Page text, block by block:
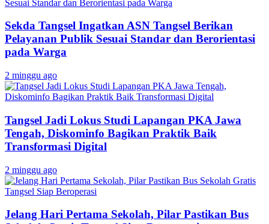
Sekda Tangsel Ingatkan ASN Tangsel Berikan
Pelayanan Publik Sesuai Standar dan Berorientasi
pada Warga
2 minggu ago
Tangsel Jadi Lokus Studi Lapangan PKA Jawa
Tengah, Diskominfo Bagikan Praktik Baik
Transformasi Digital
2 minggu ago
Jelang Hari Pertama Sekolah, Pilar Pastikan Bus